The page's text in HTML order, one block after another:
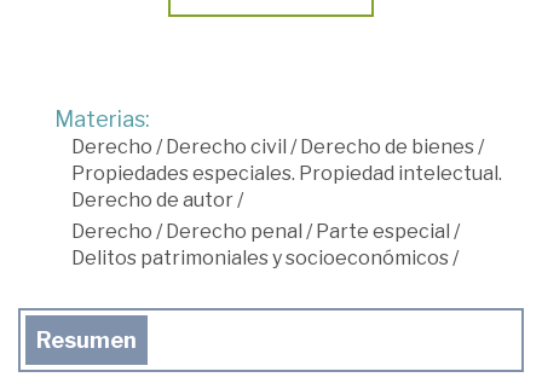
Materias:
Derecho /Derecho civil /Derecho de bienes /
Propiedades especiales. Propiedad intelectual.
Derecho de autor /
Derecho /Derecho penal /Parte especial /
Delitos patrimoniales y socioeconómicos /
Resumen